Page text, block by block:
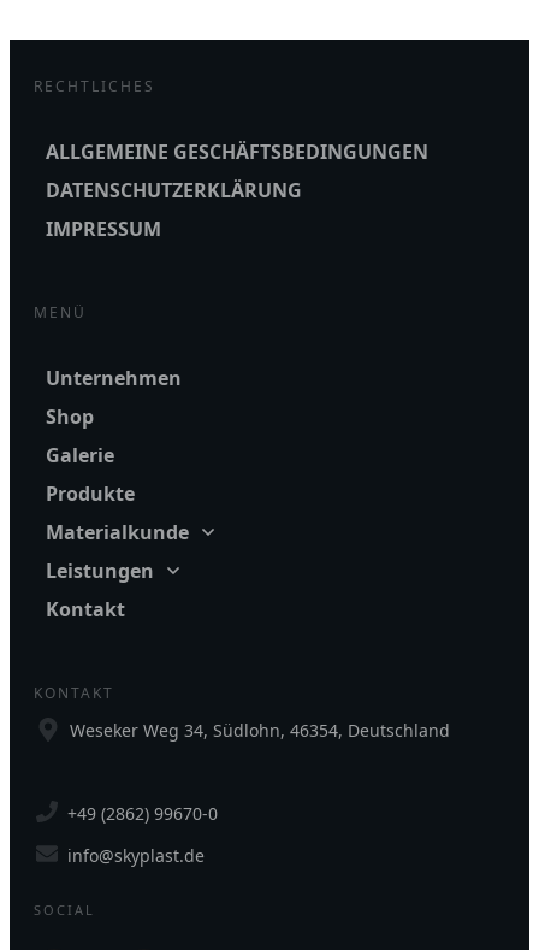
RECHTLICHES
ALLGEMEINE GESCHÄFTSBEDINGUNGEN
DATENSCHUTZERKLÄRUNG
IMPRESSUM
MENÜ
Unternehmen
Shop
Galerie
Produkte
Materialkunde
Leistungen
Kontakt
KONTAKT
Weseker Weg 34, Südlohn, 46354, Deutschland
+49 (2862) 99670-0
info@skyplast.de
SOCIAL